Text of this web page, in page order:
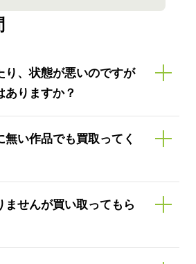
り、状態が悪いのですが
ありますか？
無い作品でも買取ってく
ませんが買い取ってもら